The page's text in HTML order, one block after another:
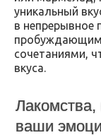
уникальный
в непрерывное
сочетаниями,
вкуса.
ваши